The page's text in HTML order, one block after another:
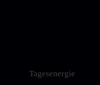
Tagesenergie